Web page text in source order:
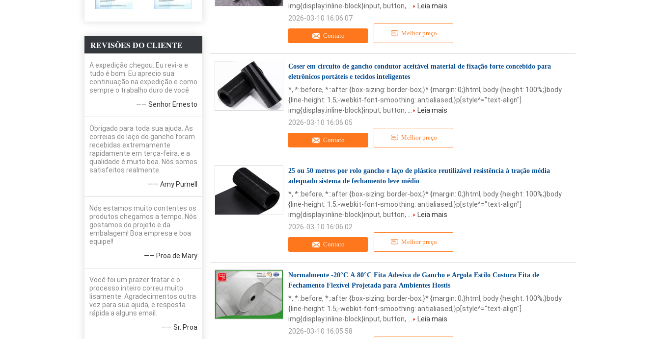
REVISÕES DO CLIENTE
A expedição chegou. Eu revi-a e
tudo é bom. Eu aprecio sua
continuação na expedição e como
sempre o trabalho duro de você
—— Senhor Ernesto
Obrigado para toda sua ajuda. As
correias do laço do gancho foram
recebidas extremamente
rapidamente em terça-feira, e a
qualidade é muito boa. Nós somos
satisfeitos realmente.
—— Amy Purnell
Nós estamos muito contentes os
produtos chegamos a tempo. Nós
gostamos do projeto e da
embalagem! Boa empresa e boa
equipe!!
—— Proa de Mary
Você foi um prazer tratar e o
processo inteiro correu muito
lisamente. Agradecimentos outra
vez para sua ajuda, e resposta
rápida a alguns email.
—— Sr. Proa
Contato Melhor preço
img{display:inline-block}input, button, ...
Leia mais
2026-03-10 16:06:07
Coser em circuito de gancho condutor aceitável material de fixação forte concebido para
eletrônicos portáteis e tecidos inteligentes
Contato Melhor preço
*, *::before, *::after {box-sizing: border-box;}* {margin: 0;}html, body {height: 100%;}body
{line-height: 1.5;-webkit-font-smoothing: antialiased;}p[style^="text-align"]
img{display:inline-block}input, button, ...
Leia mais
2026-03-10 16:06:05
25 ou 50 metros por rolo gancho e laço de plástico reutilizável resistência à tração média
adequado sistema de fechamento leve médio
Contato Melhor preço
*, *::before, *::after {box-sizing: border-box;}* {margin: 0;}html, body {height: 100%;}body
{line-height: 1.5;-webkit-font-smoothing: antialiased;}p[style^="text-align"]
img{display:inline-block}input, button, ...
Leia mais
2026-03-10 16:06:02
Normalmente -20°C A 80°C Fita Adesiva de Gancho e Argola Estilo Costura Fita de
Fechamento Flexível Projetada para Ambientes Hostis
*, *::before, *::after {box-sizing: border-box;}* {margin: 0;}html, body {height: 100%;}body
{line-height: 1.5;-webkit-font-smoothing: antialiased;}p[style^="text-align"]
img{display:inline-block}input, button, ...
Leia mais
2026-03-10 16:05:58